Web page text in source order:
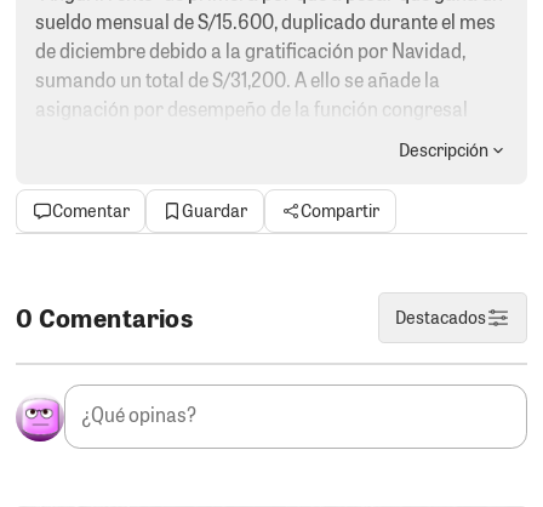
sueldo mensual de S/15.600, duplicado durante el mes
de diciembre debido a la gratificación por Navidad,
sumando un total de S/31,200. A ello se añade la
asignación por desempeño de la función congresal
deS/7.617,20, así como un bono adicional de S/9.900,
viáticos de S/2.800 por la semana de representación y
el aguinaldo navideño de S/1.700
No puede pagar una cochera y usa el estacionamiento
mismo nosocomio encima para colmo apadrina a una
interna para que tenga el privilegio de estacionar su
auto en una zona que solo es para médicos, no se puede
ser posible tanta angurria.
EL DEBATE.Hay un intenso debate en la población a
Descripción
Comentar Guardar Compartir
0 Comentarios Destacados